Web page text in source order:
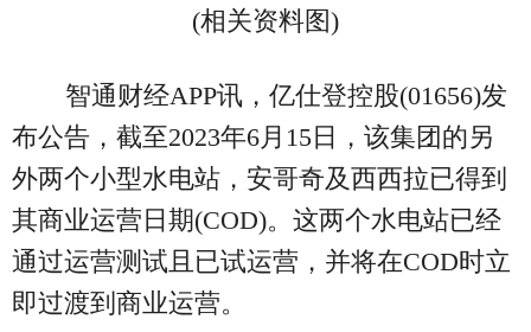
(相关资料图)
智通财经APP讯，亿仕登控股(01656)发
布公告，截至2023年6月15日，该集团的另
外两个小型水电站，安哥奇及西西拉已得到
其商业运营日期(COD)。这两个水电站已经
通过运营测试且已试运营，并将在COD时立
即过渡到商业运营。